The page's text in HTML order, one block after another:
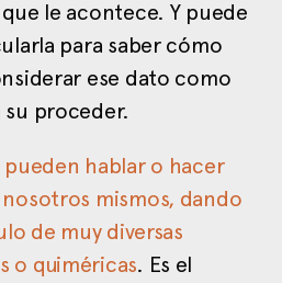
le acontece. Y puede
para saber cómo
ese dato como
proceder.
hablar o hacer
mismos, dando
de muy diversas
o quiméricas. Es el